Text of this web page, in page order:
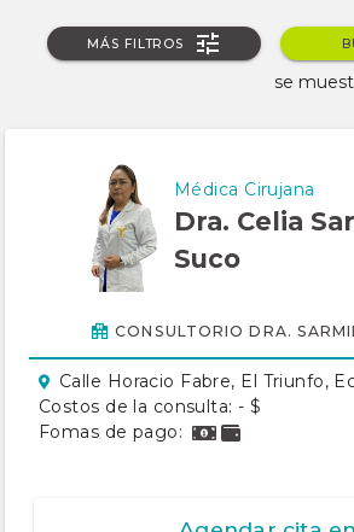
MÁS FILTROS
se
Médica Cirujana
Dra. Celia
Suco
CONSULTORIO DRA.
Calle Horacio Fabre, El Triunfo,
Costos de la consulta: - $
Fomas de pago: